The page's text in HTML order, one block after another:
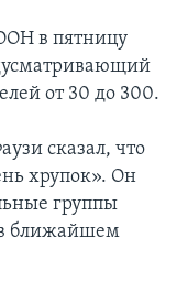
в пятницу
от 30 до 300.
сказал, что
хрупок». Он
группы
ближайшем